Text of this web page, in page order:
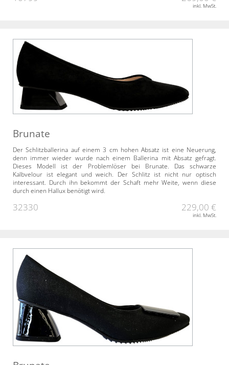
inkl. MwSt.
Brunate
Der Schlitzballerina auf einem 3 cm hohen Absatz ist eine Neuerung,
denn immer wieder wurde nach einem Ballerina mit Absatz gefragt.
Dieses Modell ist der Problemlöser bei Brunate. Das schwarze
Kalbvelour ist elegant und weich. Der Schlitz ist nicht nur optisch
interessant. Durch ihn bekommt der Schaft mehr Weite, wenn diese
durch einen Hallux benötigt wird.
32330 229,00 €
inkl. MwSt.